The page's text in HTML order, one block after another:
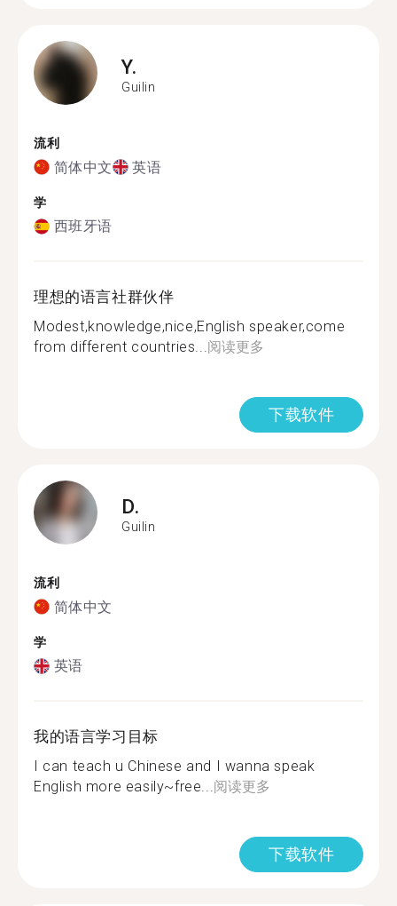
Y.
Guilin
流利
简体中文 英语
学
西班牙语
理想的语言社群伙伴
Modest,knowledge,nice,English speaker,come
from different countries...阅读更多
下载软件
D.
Guilin
流利
简体中文
学
英语
我的语言学习目标
I can teach u Chinese and I wanna speak
English more easily~free...阅读更多
下载软件